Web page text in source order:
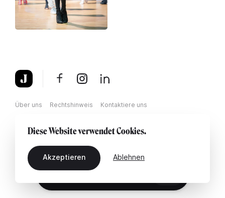
Über uns Rechtshinweis Kontaktiere uns
Diese Website verwendet Cookies.
Akzeptieren Ablehnen